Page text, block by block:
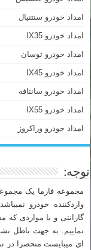
امداد خودرو سنتنیال
امداد خودرو IX35
امداد خودرو توسان
امداد خودرو IX45
امداد خودرو سانتافه
امداد خودرو IX55
امداد خودرو وراکروز
توجه:
مجموعه فارما یک
واردکننده خودرو
گارانتی و یا مواردی که
نماییم. به جهت باطل
ای میبایست منحصرا در